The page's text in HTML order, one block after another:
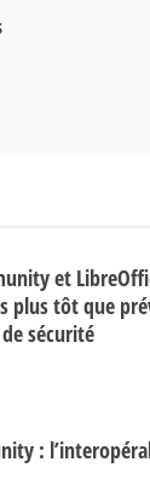
et
plus tôt que
sécurité
: